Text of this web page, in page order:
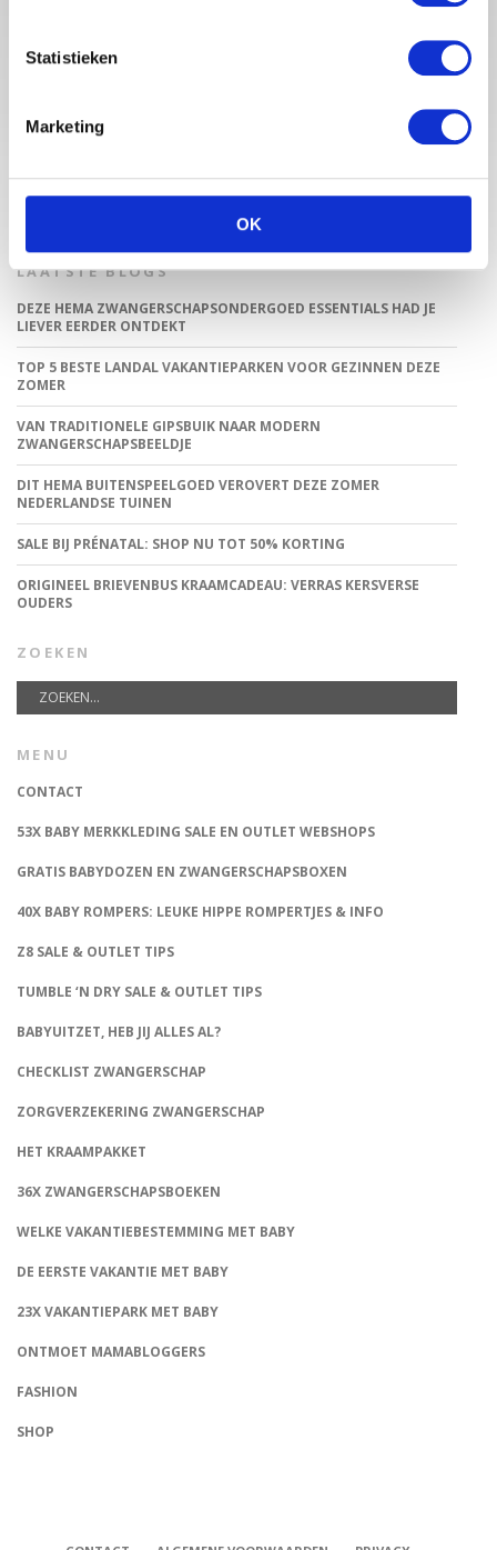
Statistieken
Marketing
OK
Babystraatje.nl is een uniek platform voor aanstaande en
inspirerende blogs en handige artikelen op het gebied van
zwangerschap, moederschap, babyproducten, lifestyle en
voor jou en je kleintje.
LAATSTE BLOGS
DEZE HEMA ZWANGERSCHAPSONDERGOED ESSENTIALS HAD JE
LIEVER EERDER ONTDEKT
TOP 5 BESTE LANDAL VAKANTIEPARKEN VOOR GEZINNEN DEZE
ZOMER
VAN TRADITIONELE GIPSBUIK NAAR MODERN
ZWANGERSCHAPSBEELDJE
DIT HEMA BUITENSPEELGOED VEROVERT DEZE ZOMER
NEDERLANDSE TUINEN
SALE BIJ PRÉNATAL: SHOP NU TOT 50% KORTING
ORIGINEEL BRIEVENBUS KRAAMCADEAU: VERRAS KERSVERSE
OUDERS
ZOEKEN
MENU
CONTACT
53X BABY MERKKLEDING SALE EN OUTLET WEBSHOPS
GRATIS BABYDOZEN EN ZWANGERSCHAPSBOXEN
40X BABY ROMPERS: LEUKE HIPPE ROMPERTJES & INFO
Z8 SALE & OUTLET TIPS
TUMBLE ‘N DRY SALE & OUTLET TIPS
BABYUITZET, HEB JIJ ALLES AL?
CHECKLIST ZWANGERSCHAP
ZORGVERZEKERING ZWANGERSCHAP
HET KRAAMPAKKET
36X ZWANGERSCHAPSBOEKEN
WELKE VAKANTIEBESTEMMING MET BABY
DE EERSTE VAKANTIE MET BABY
23X VAKANTIEPARK MET BABY
ONTMOET MAMABLOGGERS
FASHION
SHOP